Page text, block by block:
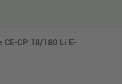
CP 18/180 Li E-